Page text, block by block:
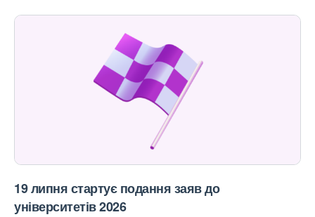
19 липня стартує подання заяв до
університетів 2026